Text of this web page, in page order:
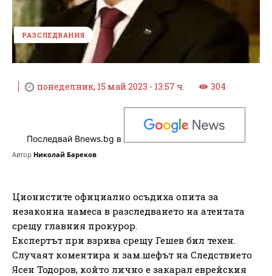
РАЗСЛЕДВАНИЯ
понеделник, 15 май 2023 - 13:57 ч. 304
Последвай Bnews.bg в
Автор Николай Бареков
Ционистите официално осъдиха опита за
незаконна намеса в разследването на атентата
срещу главния прокурор.
Експертът при взрива срещу Гешев бил техен.
Случаят коментира и зам.шефът на Следствието
Ясен Тодоров, който лично е закарал еврейския